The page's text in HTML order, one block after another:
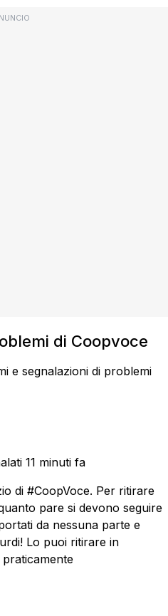
di Coopvoce
e segnalazioni di problemi
11 minuti fa
di #CoopVoce. Per ritirare
pare si devono seguire
da nessuna parte e
Lo puoi ritirare in